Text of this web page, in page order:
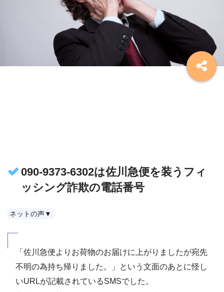
090-9373-6302は佐川急便を装うフィ
ッシング詐欺の電話番号
ネットの声▼
「佐川急便よりお荷物のお届けに上がりましたが宛先
不明の為持ち帰りました。」という文面のあとに怪し
いURLが記載されているSMSでした。